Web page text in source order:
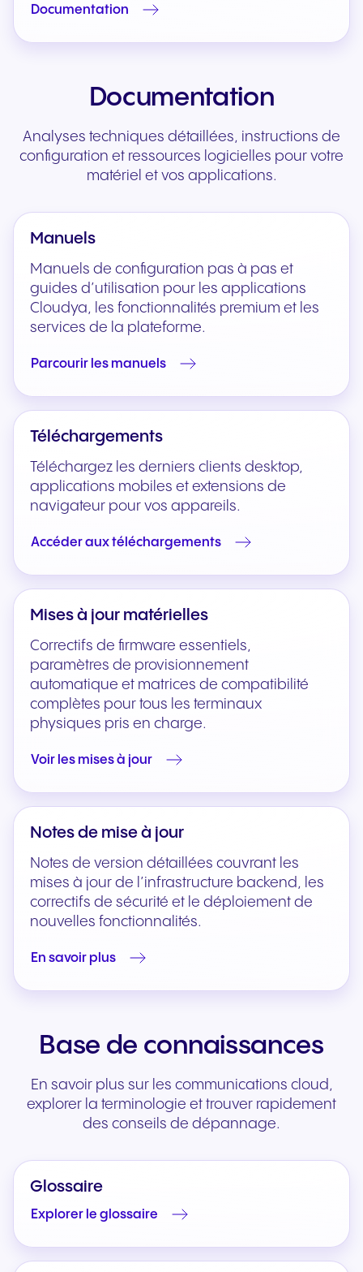
Documentation
Documentation
Analyses techniques détaillées, instructions de
configuration et ressources logicielles pour votre
matériel et vos applications.
Manuels
Manuels de configuration pas à pas et
guides d’utilisation pour les applications
Cloudya, les fonctionnalités premium et les
services de la plateforme.
Parcourir les manuels
Téléchargements
Téléchargez les derniers clients desktop,
applications mobiles et extensions de
navigateur pour vos appareils.
Accéder aux téléchargements
Mises à jour matérielles
Correctifs de firmware essentiels,
paramètres de provisionnement
automatique et matrices de compatibilité
complètes pour tous les terminaux
physiques pris en charge.
Voir les mises à jour
Notes de mise à jour
Notes de version détaillées couvrant les
mises à jour de l’infrastructure backend, les
correctifs de sécurité et le déploiement de
nouvelles fonctionnalités.
En savoir plus
Base de connaissances
En savoir plus sur les communications cloud,
explorer la terminologie et trouver rapidement
des conseils de dépannage.
Glossaire
Explorer le glossaire